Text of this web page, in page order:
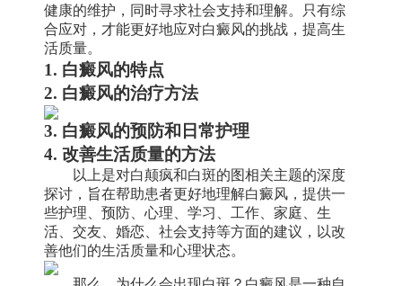
健康的维护，同时寻求社会支持和理解。只有综
合应对，才能更好地应对白癜风的挑战，提高生
活质量。
1. 白癜风的特点
2. 白癜风的治疗方法
3. 白癜风的预防和日常护理
4. 改善生活质量的方法
以上是对白颠疯和白斑的图相关主题的深度
探讨，旨在帮助患者更好地理解白癜风，提供一
些护理、预防、心理、学习、工作、家庭、生
活、交友、婚恋、社会支持等方面的建议，以改
善他们的生活质量和心理状态。